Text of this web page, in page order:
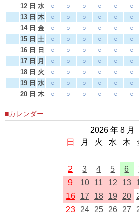
12 日 水 ○ ○ ○ ○ ○ ○
13 日 木 ○ ○ ○ ○ ○ ○
14 日 金 ○ ○ ○ ○ ○ ○
15 日 土 ○ ○ ○ ○ ○ ○
16 日
日 ○ ○ ○ ○ ○ ○
17 日 月 ○ ○ ○ ○ ○ ○
18 日 火 ○ ○ ○ ○ ○ ○
19 日 水 ○ ○ ○ ○ ○ ○
20 日 木 ○ ○ ○ ○ ○ ○
■カレンダー
2026 年 8 月
日
月 火 水 木
2
3 4 5 6
9
10 11 12 13
16
17 18 19 20
23
24 25 26 27